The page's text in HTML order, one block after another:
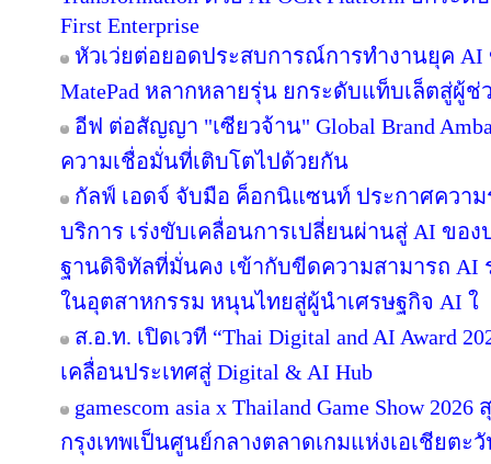
First Enterprise
หัวเว่ยต่อยอดประสบการณ์การทำงานยุค AI
MatePad หลากหลายรุ่น ยกระดับแท็บเล็ตสู่ผู้
อีฟ ต่อสัญญา "เซียวจ้าน" Global Brand
ความเชื่อมั่นที่เติบโตไปด้วยกัน
กัลฟ์ เอดจ์ จับมือ ค็อกนิแซนท์ ประกาศควา
บริการ เร่งขับเคลื่อนการเปลี่ยนผ่านสู่ AI ขอ
ฐานดิจิทัลที่มั่นคง เข้ากับขีดความสามารถ AI
ในอุตสาหกรรม หนุนไทยสู่ผู้นำเศรษฐกิจ AI ใ
ส.อ.ท. เปิดเวที “Thai Digital and AI Award
เคลื่อนประเทศสู่ Digital & AI Hub
gamescom asia x Thailand Game Show
กรุงเทพเป็นศูนย์กลางตลาดเกมแห่งเอเชียต